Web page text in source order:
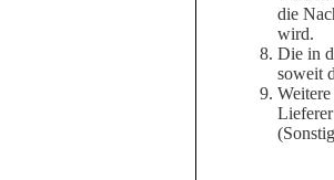
die
wird.
Die in
soweit